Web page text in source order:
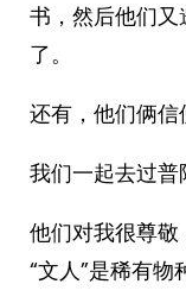
书，然后他们
了。
还有，他们俩信
我们一起去过普
他们对我很尊
“文人”是稀有物